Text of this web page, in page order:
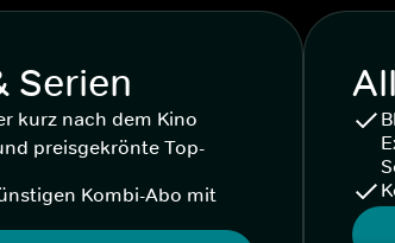
Serien
kurz nach dem Kino
preisgekrönte Top-
Kombi-Abo mit